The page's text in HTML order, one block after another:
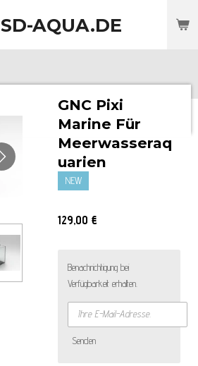
SD-AQUA.DE
GNC Pixi
Marine Für
Meerwasseraq
uarien
NEW
129,00 €
Benachrichtigung bei
Verfügbarkeit erhalten.
Senden